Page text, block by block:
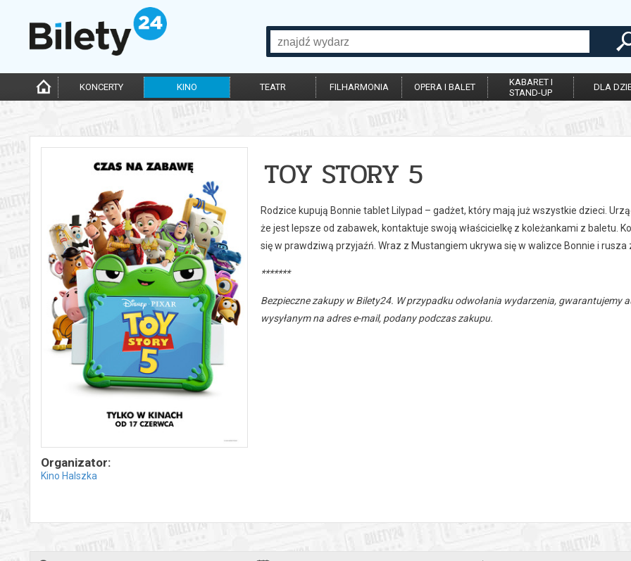
KONCERTY KINO TEATR FILHARMONIA OPERA I BALET
KABARET I
STAND-UP
DLA
Organizator:
Kino Halszka
TOY STORY 5
Rodzice kupują Bonnie tablet Lilypad – gadżet, który mają już wszystkie dzieci.
że jest lepsze od zabawek, kontaktuje swoją właścicielkę z koleżankami z baletu.
się w prawdziwą przyjaźń. Wraz z Mustangiem ukrywa się w walizce Bonnie i rusza
*******
Bezpieczne zakupy w Bilety24. W przypadku odwołania wydarzenia,
wysyłanym na adres e-mail, podany podczas zakupu.